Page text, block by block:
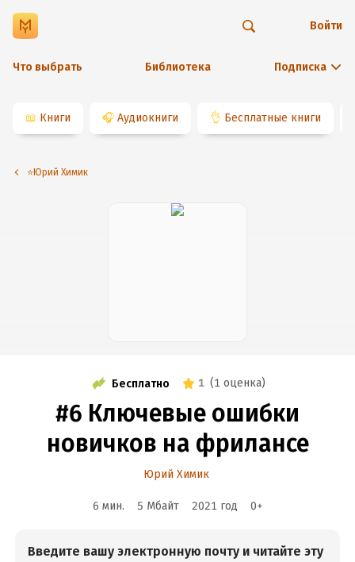
Что выбрать Библиотека Подписка
Войти
📖 Книги 🎧 Аудиокниги 👌 Бесплатные книги
⭐️Юрий Химик
Бесплатно 1 (1 оценка)
#6 Ключевые ошибки
новичков на фрилансе
Юрий Химик
6 мин. 5 Мбайт 2021 год 0+
Введите вашу электронную почту и читайте эту